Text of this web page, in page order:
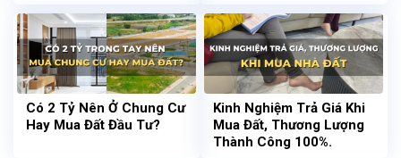
Có 2 Tỷ Nên Ở Chung Cư
Hay Mua Đất Đầu Tư?
Kinh Nghiệm Trả Giá Khi
Mua Đất, Thương Lượng
Thành Công 100%.